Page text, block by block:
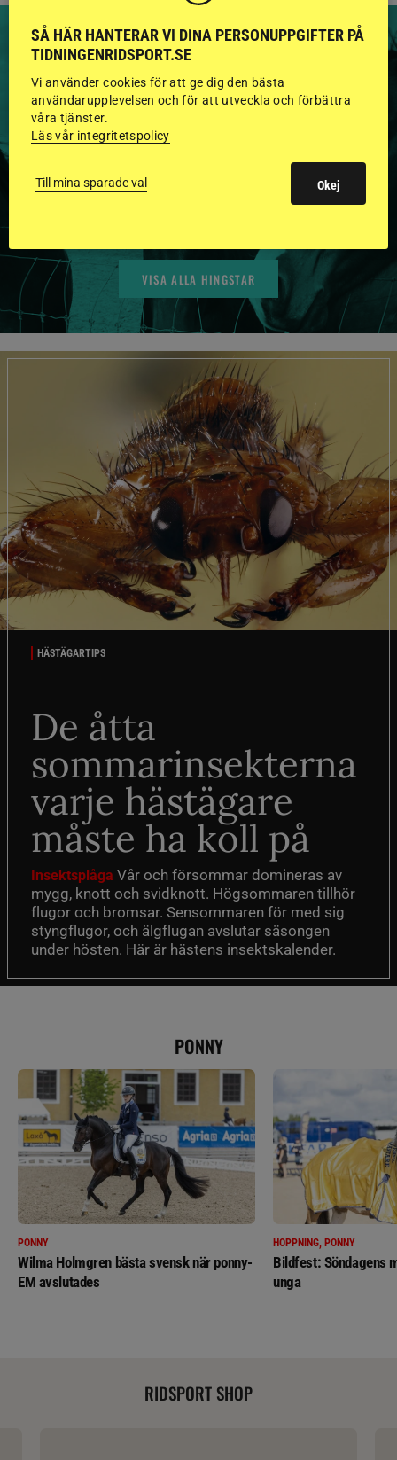
HINGSTAR ONLINE
GODKÄNDA HINGSTAR I
FLERA KATEGORIER MED
BILDER OCH FAKTA
VISA ALLA HINGSTAR
HÄSTÄGARTIPS
De åtta
sommarinsekterna
varje hästägare
måste ha koll på
Insektsplåga Vår och försommar domineras av
mygg, knott och svidknott. Högsommaren tillhör
flugor och bromsar. Sensommaren för med sig
styngflugor, och älgflugan avslutar säsongen
under hösten. Här är hästens insektskalender.
PONNY
PONNY
Wilma Holmgren bästa svensk när ponny-
EM avslutades
HOPPNING, PONNY
Bildfest: Söndagens
unga
RIDSPORT SHOP
SÅ HÄR HANTERAR VI DINA PERSONUPPGIFTER PÅ
TIDNINGENRIDSPORT.SE
Vi använder cookies för att ge dig den bästa
användarupplevelsen och för att utveckla och förbättra
våra tjänster.
Läs vår integritetspolicy
Till mina sparade val Okej